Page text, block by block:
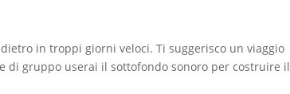
in troppi giorni veloci. Ti suggerisco un viaggio
di gruppo userai il sottofondo sonoro per costruire il